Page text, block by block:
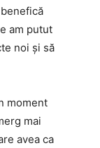
am putut
noi și să
moment
mai
avea ca